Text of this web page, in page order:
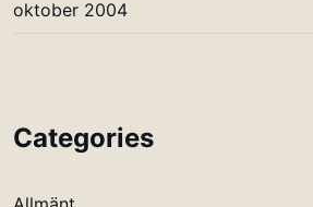
oktober 2004
Categories